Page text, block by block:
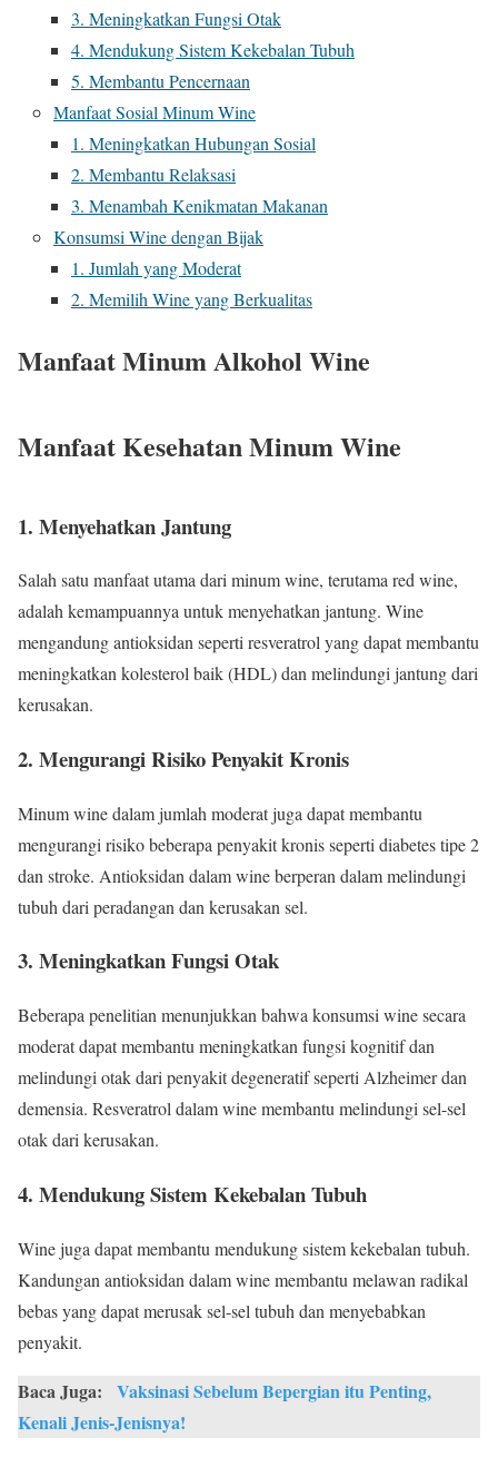
3. Meningkatkan Fungsi Otak
4. Mendukung Sistem Kekebalan Tubuh
5. Membantu Pencernaan
Manfaat Sosial Minum Wine
1. Meningkatkan Hubungan Sosial
2. Membantu Relaksasi
3. Menambah Kenikmatan Makanan
Konsumsi Wine dengan Bijak
1. Jumlah yang Moderat
2. Memilih Wine yang Berkualitas
Manfaat Minum Alkohol Wine
Manfaat Kesehatan Minum Wine
1. Menyehatkan Jantung
Salah satu manfaat utama dari minum wine, terutama red wine,
adalah kemampuannya untuk menyehatkan jantung. Wine
mengandung antioksidan seperti resveratrol yang dapat membantu
meningkatkan kolesterol baik (HDL) dan melindungi jantung dari
kerusakan.
2. Mengurangi Risiko Penyakit Kronis
Minum wine dalam jumlah moderat juga dapat membantu
mengurangi risiko beberapa penyakit kronis seperti diabetes tipe 2
dan stroke. Antioksidan dalam wine berperan dalam melindungi
tubuh dari peradangan dan kerusakan sel.
3. Meningkatkan Fungsi Otak
Beberapa penelitian menunjukkan bahwa konsumsi wine secara
moderat dapat membantu meningkatkan fungsi kognitif dan
melindungi otak dari penyakit degeneratif seperti Alzheimer dan
demensia. Resveratrol dalam wine membantu melindungi sel-sel
otak dari kerusakan.
4. Mendukung Sistem Kekebalan Tubuh
Wine juga dapat membantu mendukung sistem kekebalan tubuh.
Kandungan antioksidan dalam wine membantu melawan radikal
bebas yang dapat merusak sel-sel tubuh dan menyebabkan
penyakit.
Baca Juga:
Vaksinasi Sebelum Bepergian itu Penting,
Kenali Jenis-Jenisnya!